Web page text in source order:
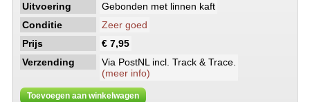
Uitvoering
Gebonden met linnen kaft
Conditie
Zeer goed
Prijs
€ 7,95
Verzending
Via PostNL incl. Track & Trace.
(meer info)
Toevoegen aan winkelwagen